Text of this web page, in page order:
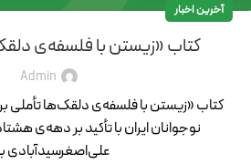
آخرین اخبار
کتاب «زیستن با فلسفه‌ی
Admin
کتاب «زیستن با فلسفه‌ی دلقک‌ها تأملی
نوجوانان ایران با تأکید بر دهه‌ی
علی‌اصغرسیدآبادی